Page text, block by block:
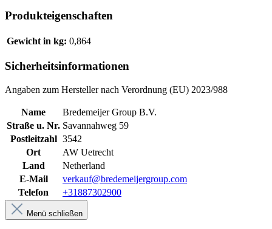
Produkteigenschaften
Gewicht in kg: 0,864
Sicherheitsinformationen
Angaben zum Hersteller nach Verordnung (EU) 2023/988
Name
Bredemeijer Group B.V.
Straße u. Nr. Savannahweg 59
Postleitzahl 3542
Ort
AW Uetrecht
Land
Netherland
E-Mail
verkauf@bredemeijergroup.com
Telefon
+31887302900
Menü schließen